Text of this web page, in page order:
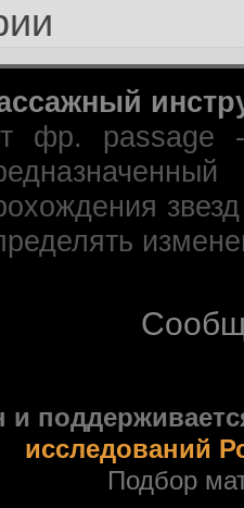
фр. passage -
и
исследований
Подбор